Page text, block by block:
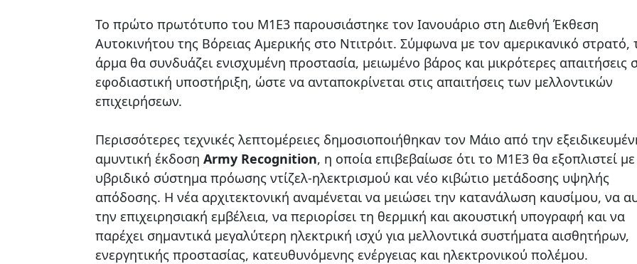
Το πρώτο πρωτότυπο του M1E3 παρουσιάστηκε τον Ιανουάριο στη Διεθνή Έκθεση
Αυτοκινήτου της Βόρειας Αμερικής στο Ντιτρόιτ. Σύμφωνα με τον αμερικανικό στρατό,
άρμα θα συνδυάζει ενισχυμένη προστασία, μειωμένο βάρος και μικρότερες απαιτήσεις
εφοδιαστική υποστήριξη, ώστε να ανταποκρίνεται στις απαιτήσεις των μελλοντικών
επιχειρήσεων.
Περισσότερες τεχνικές λεπτομέρειες δημοσιοποιήθηκαν τον Μάιο από την
αμυντική έκδοση Army Recognition, η οποία επιβεβαίωσε ότι το M1E3 θα εξοπλιστεί με
υβριδικό σύστημα πρόωσης ντίζελ-ηλεκτρισμού και νέο κιβώτιο μετάδοσης υψηλής
απόδοσης. Η νέα αρχιτεκτονική αναμένεται να μειώσει την κατανάλωση καυσίμου, να
την επιχειρησιακή εμβέλεια, να περιορίσει τη θερμική και ακουστική υπογραφή και να
παρέχει σημαντικά μεγαλύτερη ηλεκτρική ισχύ για μελλοντικά συστήματα αισθητήρων,
ενεργητικής προστασίας, κατευθυνόμενης ενέργειας και ηλεκτρονικού πολέμου.